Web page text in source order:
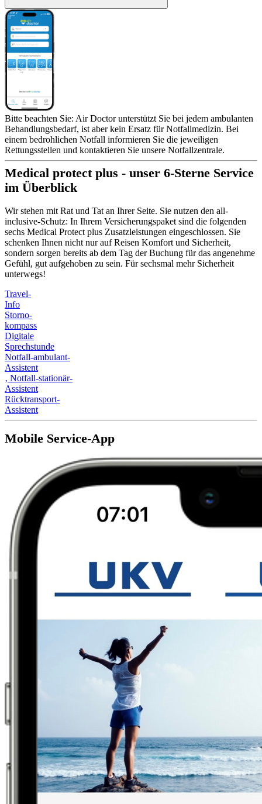
Bitte beachten Sie: Air Doctor unterstützt Sie bei jedem ambulanten
Behandlungsbedarf, ist aber kein Ersatz für Notfallmedizin. Bei
einem bedrohlichen Notfall informieren Sie die jeweiligen
Rettungsstellen und kontaktieren Sie unsere Notfallzentrale.
Medical protect plus - unser 6-Sterne Service
im Überblick
Wir stehen mit Rat und Tat an Ihrer Seite. Sie nutzen den all-
inclusive-Schutz: In Ihrem Versicherungspaket sind die folgenden
sechs Medical Protect plus Zusatzleistungen eingeschlossen. Sie
schenken Ihnen nicht nur auf Reisen Komfort und Sicherheit,
sondern sorgen bereits ab dem Tag der Buchung für das angenehme
Gefühl, gut aufgehoben zu sein. Für sechsmal mehr Sicherheit
unterwegs!
Travel-
Info
Storno-
kompass
Digitale
Sprechstunde
Notfall-ambulant-
Assistent
‚ Notfall-stationär-
Assistent
Rücktransport-
Assistent
Mobile Service-App